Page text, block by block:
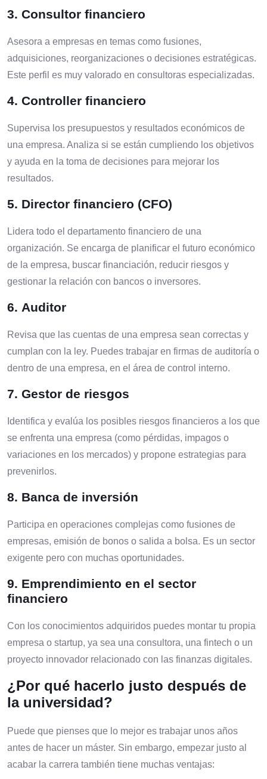
3. Consultor financiero
Asesora a empresas en temas como fusiones,
adquisiciones, reorganizaciones o decisiones estratégicas.
Este perfil es muy valorado en consultoras especializadas.
4. Controller financiero
Supervisa los presupuestos y resultados económicos de
una empresa. Analiza si se están cumpliendo los objetivos
y ayuda en la toma de decisiones para mejorar los
resultados.
5. Director financiero (CFO)
Lidera todo el departamento financiero de una
organización. Se encarga de planificar el futuro económico
de la empresa, buscar financiación, reducir riesgos y
gestionar la relación con bancos o inversores.
6. Auditor
Revisa que las cuentas de una empresa sean correctas y
cumplan con la ley. Puedes trabajar en firmas de auditoría o
dentro de una empresa, en el área de control interno.
7. Gestor de riesgos
Identifica y evalúa los posibles riesgos financieros a los que
se enfrenta una empresa (como pérdidas, impagos o
variaciones en los mercados) y propone estrategias para
prevenirlos.
8. Banca de inversión
Participa en operaciones complejas como fusiones de
empresas, emisión de bonos o salida a bolsa. Es un sector
exigente pero con muchas oportunidades.
9. Emprendimiento en el sector
financiero
Con los conocimientos adquiridos puedes montar tu propia
empresa o startup, ya sea una consultora, una fintech o un
proyecto innovador relacionado con las finanzas digitales.
¿Por qué hacerlo justo después de
la universidad?
Puede que pienses que lo mejor es trabajar unos años
antes de hacer un máster. Sin embargo, empezar justo al
acabar la carrera también tiene muchas ventajas: